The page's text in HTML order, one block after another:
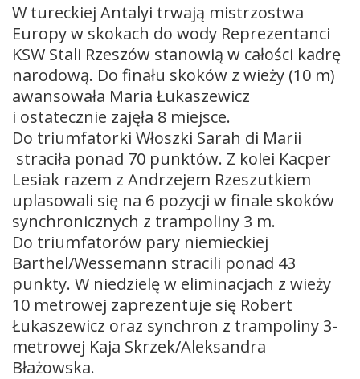
W tureckiej Antalyi trwają mistrzostwa
Europy w skokach do wody Reprezentanci
KSW Stali Rzeszów stanowią w całości kadrę
narodową. Do finału skoków z wieży (10 m)
awansowała Maria Łukaszewicz
i ostatecznie zajęła 8 miejsce.
Do triumfatorki Włoszki Sarah di Marii
straciła ponad 70 punktów. Z kolei Kacper
Lesiak razem z Andrzejem Rzeszutkiem
uplasowali się na 6 pozycji w finale skoków
synchronicznych z trampoliny 3 m.
Do triumfatorów pary niemieckiej
Barthel/Wessemann stracili ponad 43
punkty. W niedzielę w eliminacjach z wieży
10 metrowej zaprezentuje się Robert
Łukaszewicz oraz synchron z trampoliny 3-
metrowej Kaja Skrzek/Aleksandra
Błażowska.